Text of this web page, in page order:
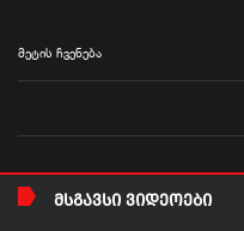
მეტის ჩვენება
ᲛᲡᲒᲐᲕᲡᲘ ᲕᲘᲓᲔᲝᲔᲑᲘ